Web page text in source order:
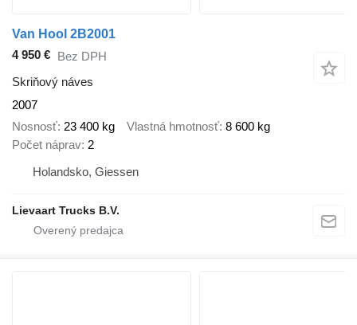
Van Hool 2B2001
4 950 € Bez DPH
Skriňový náves
2007
Nosnosť 23 400 kg Vlastná hmotnosť 8 600 kg
Počet náprav 2
Holandsko, Giessen
Lievaart Trucks B.V.